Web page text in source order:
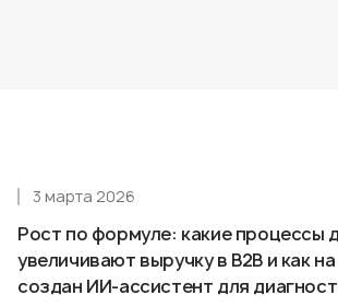
Рост по формуле: какие процессы
увеличивают выручку в B2B и как
создан ИИ-ассистент для
3 марта 2026